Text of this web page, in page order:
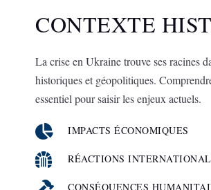
CONTEXTE
La crise en Ukraine trouve ses racines
historiques et géopolitiques.
essentiel pour saisir les enjeux actuels.
 IMPACTS ÉCONOMIQUES
 RÉACTIONS
CONSÉQUENCES